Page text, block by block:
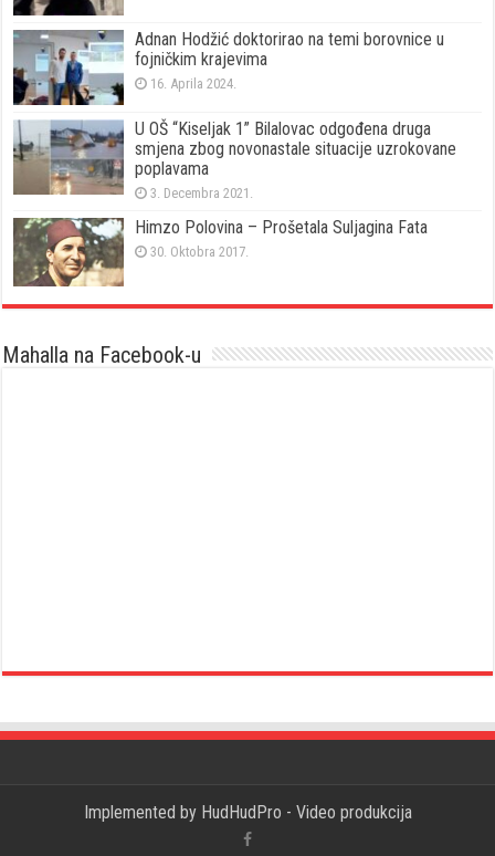
Adnan Hodžić doktorirao na temi borovnice u
fojničkim krajevima
16. Aprila 2024.
U OŠ “Kiseljak 1” Bilalovac odgođena druga
smjena zbog novonastale situacije uzrokovane
poplavama
3. Decembra 2021.
Himzo Polovina – Prošetala Suljagina Fata
30. Oktobra 2017.
Mahalla na Facebook-u
Implemented by HudHudPro - Video produkcija